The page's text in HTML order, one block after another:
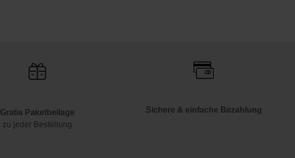
Gratis Paketbeilage
zu jeder Bestellung
Sichere & einfache Bezahlung